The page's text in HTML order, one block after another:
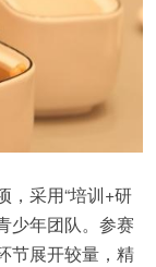
，采用“培训+研
少年团队。参赛
节展开较量，精